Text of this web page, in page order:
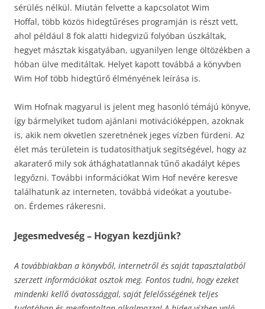
sérülés nélkül. Miután felvette a kapcsolatot Wim
Hoffal, több közös hidegtűréses programján is részt vett,
ahol például 8 fok alatti hidegvizű folyóban úszkáltak,
hegyet másztak kisgatyában, ugyanilyen lenge öltözékben a
hóban ülve meditáltak. Helyet kapott továbbá a könyvben
Wim Hof több hidegtűrő élményének leírása is.
Wim Hofnak magyarul is jelent meg hasonló témájú könyve,
így bármelyiket tudom ajánlani motivációképpen, azoknak
is, akik nem okvetlen szeretnének jeges vízben fürdeni. Az
élet más területein is tudatosíthatjuk segítségével, hogy az
akaraterő mily sok áthághatatlannak tűnő akadályt képes
legyőzni. További információkat Wim Hof nevére keresve
találhatunk az interneten, továbbá videókat a youtube-
on. Érdemes rákeresni.
Jegesmedveség – Hogyan kezdjünk?
A továbbiakban a könyvből, internetről és saját tapasztalatból
szerzett információkat osztok meg. Fontos tudni, hogy ezeket
mindenki kellő óvatossággal, saját felelősségének teljes